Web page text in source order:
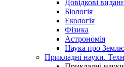
Довідкові
Біологія
Екологія
Фізика
Астрономія
Наука про
Прикладні науки.